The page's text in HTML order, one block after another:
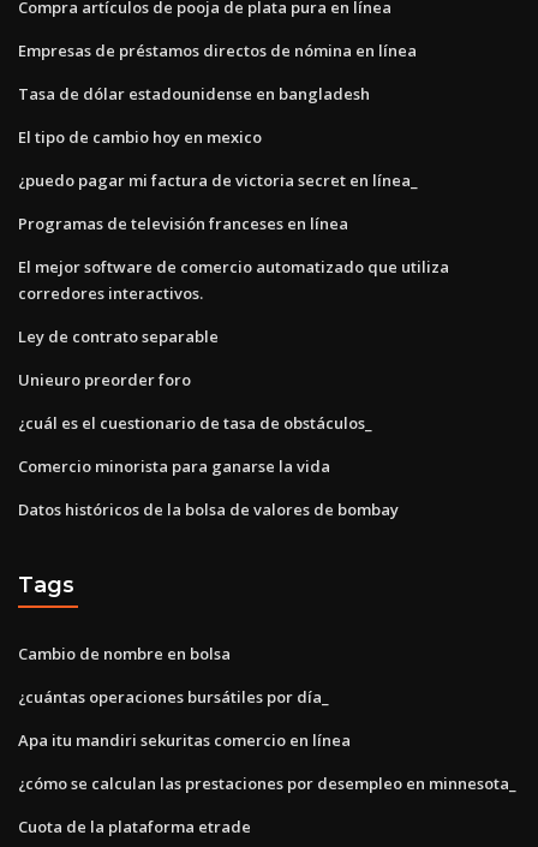
Compra artículos de pooja de plata pura en línea
Empresas de préstamos directos de nómina en línea
Tasa de dólar estadounidense en bangladesh
El tipo de cambio hoy en mexico
¿puedo pagar mi factura de victoria secret en línea_
Programas de televisión franceses en línea
El mejor software de comercio automatizado que utiliza
corredores interactivos.
Ley de contrato separable
Unieuro preorder foro
¿cuál es el cuestionario de tasa de obstáculos_
Comercio minorista para ganarse la vida
Datos históricos de la bolsa de valores de bombay
Tags
Cambio de nombre en bolsa
¿cuántas operaciones bursátiles por día_
Apa itu mandiri sekuritas comercio en línea
¿cómo se calculan las prestaciones por desempleo en minnesota_
Cuota de la plataforma etrade